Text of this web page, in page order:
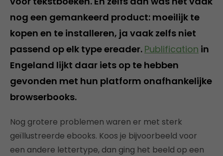
nog een gemankeerd product: moeilijk te
kopen en te installeren, ja vaak zelfs niet
passend op elk type ereader. Publification in
Engeland lijkt daar iets op te hebben
gevonden met hun platform onafhankelijke
browserbooks.
Nog grotere problemen waren er met sterk
geïllustreerde ebooks. Koos je bijvoorbeeld voor
een andere lettertype, dan ging het beeld op een